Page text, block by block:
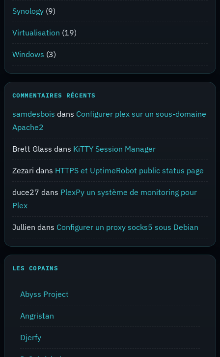
Synology (9)
Virtualisation (19)
Windows (3)
COMMENTAIRES RÉCENTS
samdesbois dans Configurer plex sur un sous-domaine
Apache2
Brett Glass dans KiTTY Session Manager
Zezari dans HTTPS et UptimeRobot public status page
duce27 dans PlexPy un système de monitoring pour
Plex
Jullien dans Configurer un proxy socks5 sous Debian
LES COPAINS
Abyss Project
Angristan
Djerfy